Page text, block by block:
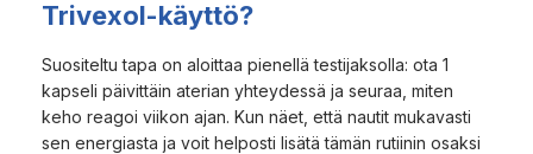
Trivexol-käyttö?
Suositeltu tapa on aloittaa pienellä testijaksolla: ota 1
kapseli päivittäin aterian yhteydessä ja seuraa, miten
keho reagoi viikon ajan. Kun näet, että nautit mukavasti
sen energiasta ja voit helposti lisätä tämän rutiinin osaksi